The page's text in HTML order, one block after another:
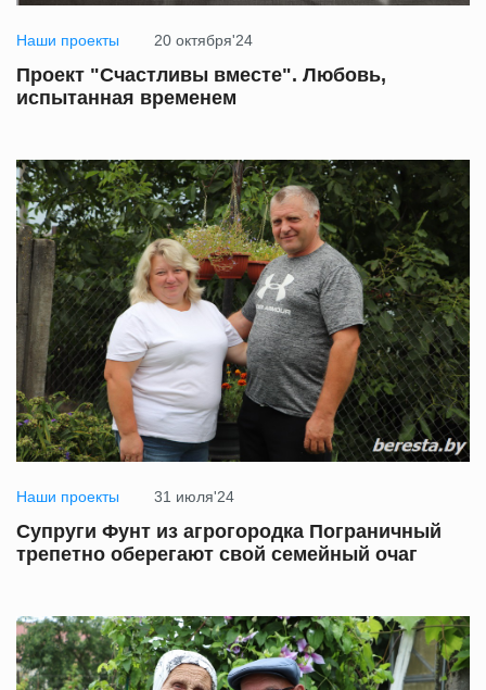
Наши проекты 20 октября'24
Проект "Счастливы вместе". Любовь,
испытанная временем
Наши проекты 31 июля'24
Супруги Фунт из агрогородка Пограничный
трепетно оберегают свой семейный очаг